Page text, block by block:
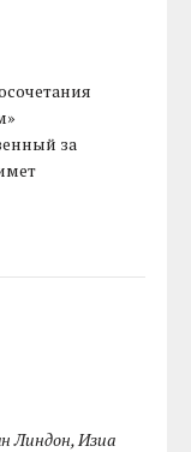
за
Линдон, Изиа